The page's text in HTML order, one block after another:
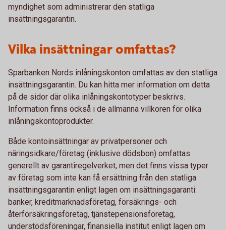
myndighet som administrerar den statliga
insättningsgarantin.
Vilka insättningar omfattas?
Sparbanken Nords inlåningskonton omfattas av den statliga
insättningsgarantin. Du kan hitta mer information om detta
på de sidor där olika inlåningskontotyper beskrivs.
Information finns också i de allmänna villkoren för olika
inlåningskontoprodukter.
Både kontoinsättningar av privatpersoner och
näringsidkare/företag (inklusive dödsbon) omfattas
generellt av garantiregelverket, men det finns vissa typer
av företag som inte kan få ersättning från den statliga
insättningsgarantin enligt lagen om insättningsgaranti:
banker, kreditmarknadsföretag, försäkrings- och
återförsäkringsföretag, tjänstepensionsföretag,
understödsföreningar, finansiella institut enligt lagen om